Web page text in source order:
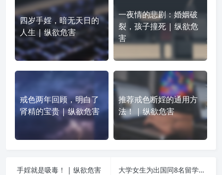
四岁手婬，暗无天日的
人生 | 纵欲危害
一夜情的悲剧：婚姻破
裂，孩子撞死 | 纵欲危
害
戒色两年回顾，明白了
肾精的宝贵 | 纵欲危害
推荐戒色断婬的通用方
法！ | 纵欲危害
手婬就是吸毒！ | 纵欲危害
大学女生为出国同8名留学生一夜情后感染艾滋病 | 纵欲危害